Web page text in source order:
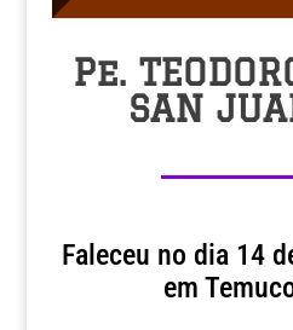
Pe.
SAN
Faleceu no dia 14
em